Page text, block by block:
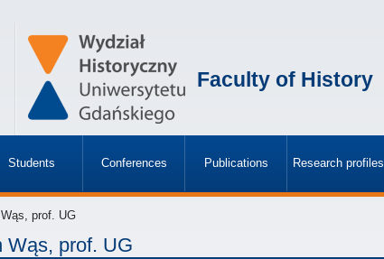
Faculty of History
Students
»
Conferences
»
Publications Research profiles
»
prof. UG
Wąs, prof. UG